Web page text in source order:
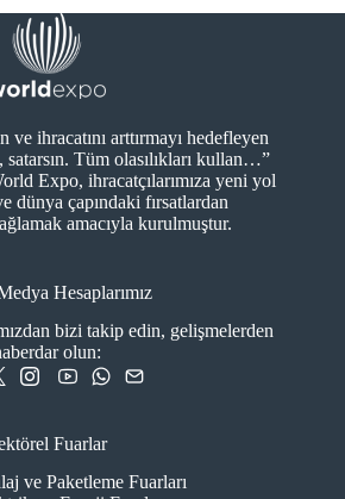
ihracatını arttırmayı hedefleyen
Tüm olasılıkları kullan…”
Expo, ihracatçılarımıza yeni yol
dünya çapındaki fırsatlardan
amacıyla kurulmuştur.
Hesaplarımız
bizi takip edin, gelişmelerden
olun:
Fuarlar
ve Paketleme Fuarları